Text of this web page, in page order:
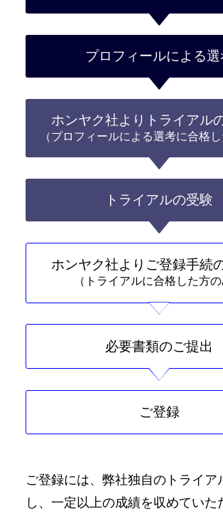
プロフィールによる選
ホンヤク社よりトライアル
（プロフィールによる選考に合格し
トライアルの受験
ホンヤク社よりご登録手続
（トライアルに合格した方の
必要書類のご提出
ご登録
ご登録には、弊社独自のトライア
し、一定以上の成績を収めていた